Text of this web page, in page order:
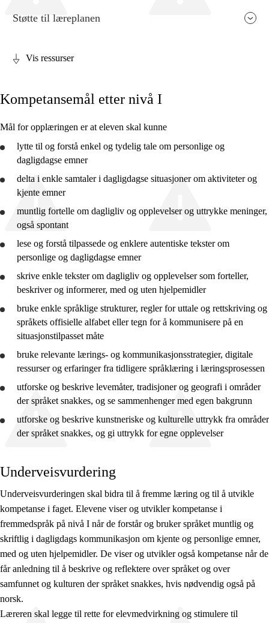
Kjerneelementer
Tverrfaglige temaer
Grunnleggende ferdigheter
Nivå I
Støtte til læreplanen
Vis ressurser
Kompetansemål etter nivå I
Mål for opplæringen er at eleven skal kunne
lytte til og forstå enkel og tydelig tale om personlige og
dagligdagse emner
delta i enkle samtaler i dagligdagse situasjoner om aktiviteter og
kjente emner
muntlig fortelle om dagligliv og opplevelser og uttrykke meninger,
også spontant
lese og forstå tilpassede og enklere autentiske tekster om
personlige og dagligdagse emner
skrive enkle tekster om dagligliv og opplevelser som forteller,
beskriver og informerer, med og uten hjelpemidler
bruke enkle språklige strukturer, regler for uttale og rettskriving og
språkets offisielle alfabet eller tegn for å kommunisere på en
situasjonstilpasset måte
bruke relevante lærings- og kommunikasjonsstrategier, digitale
ressurser og erfaringer fra tidligere språklæring i læringsprosessen
utforske og beskrive levemåter, tradisjoner og geografi i områder
der språket snakkes, og se sammenhenger med egen bakgrunn
utforske og beskrive kunstneriske og kulturelle uttrykk fra områder
der språket snakkes, og gi uttrykk for egne opplevelser
Underveisvurdering
Underveisvurderingen skal bidra til å fremme læring og til å utvikle
kompetanse i faget. Elevene viser og utvikler kompetanse i
fremmedspråk på nivå I når de forstår og bruker språket muntlig og
skriftlig i dagligdags kommunikasjon om kjente og personlige emner,
med og uten hjelpemidler. De viser og utvikler også kompetanse når de
får anledning til å beskrive og reflektere over språket og over
samfunnet og kulturen der språket snakkes, hvis nødvendig også på
norsk.
Læreren skal legge til rette for elevmedvirkning og stimulere til